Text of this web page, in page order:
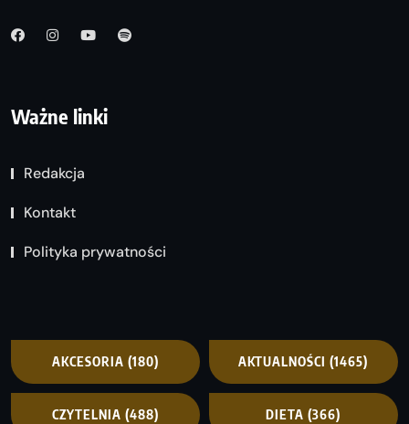
Ważne linki
Redakcja
Kontakt
Polityka prywatności
AKCESORIA (180) AKTUALNOŚCI (1465)
CZYTELNIA (488) DIETA (366)